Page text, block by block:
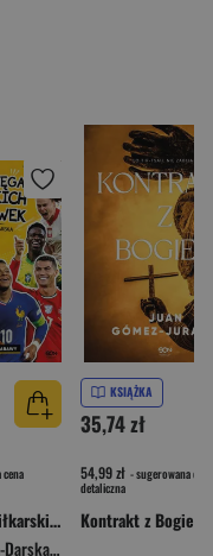
Wielka księga piłkarskich łamigłówek. Reprezentacje
Yvette Żółtowska-Darska
,Milo Darski
KSIĄŻKA
35,74 zł
54,99 zł - sugerowana cena
detaliczna
Kontrakt z Bogiem